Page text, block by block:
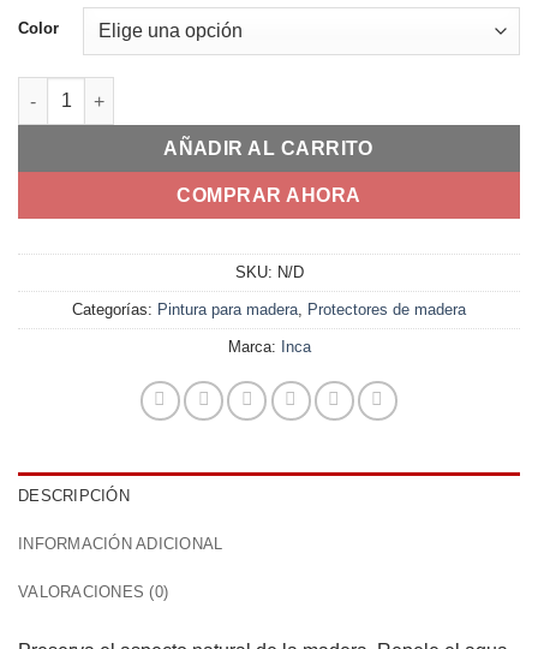
era:
es:
Color
Cetol Deck Balance Satinado Protector para Maderas 4 L
AÑADIR AL CARRITO
COMPRAR AHORA
SKU: N/D
Categorías: Pintura para madera Protectores de madera
Marca: Inca
DESCRIPCIÓN
INFORMACIÓN ADICIONAL
VALORACIONES (0)